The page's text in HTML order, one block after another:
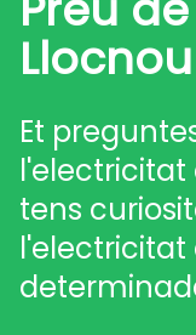
Et
l'electricitat
tens
l'electricitat